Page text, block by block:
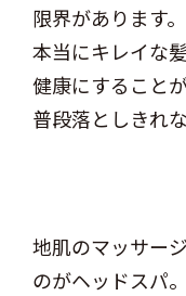
限界があります。
本当にキレイな
健康にすること
普段落としきれ
地肌のマッサー
のがヘッドスパ。